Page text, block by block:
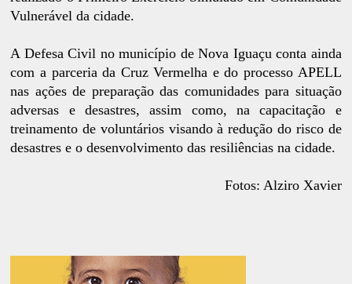
Vulnerável da cidade.
A Defesa Civil no município de Nova Iguaçu conta ainda
com a parceria da Cruz Vermelha e do processo APELL
nas ações de preparação das comunidades para situação
adversas e desastres, assim como, na capacitação e
treinamento de voluntários visando à redução do risco de
desastres e o desenvolvimento das resiliências na cidade.
Fotos: Alziro Xavier